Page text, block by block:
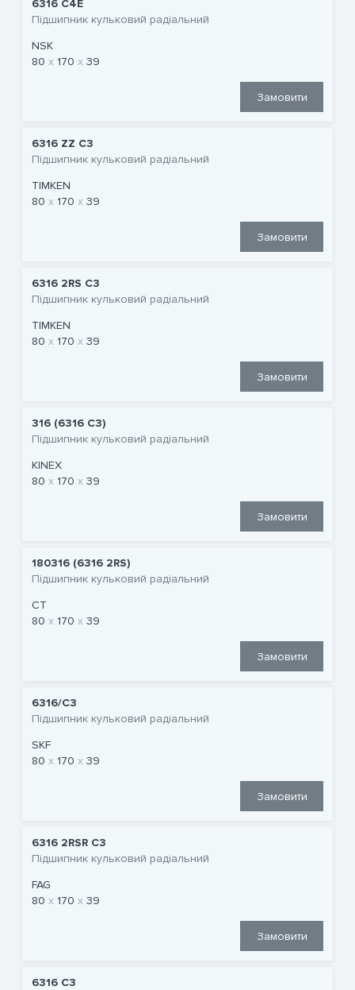
6316 C4E
Підшипник кульковий радіальний
NSK
80
170 39
Замовити
6316 ZZ C3
Підшипник кульковий радіальний
TIMKEN
80
170 39
Замовити
6316 2RS C3
Підшипник кульковий радіальний
TIMKEN
80
170 39
Замовити
316 (6316 C3)
Підшипник кульковий радіальний
KINEX
80
170 39
Замовити
180316 (6316 2RS)
Підшипник кульковий радіальний
CT
80
170 39
Замовити
6316/C3
Підшипник кульковий радіальний
SKF
80
170 39
Замовити
6316 2RSR C3
Підшипник кульковий радіальний
FAG
80
170 39
Замовити
6316 C3